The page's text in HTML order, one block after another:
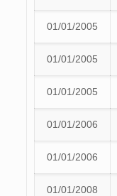
01/01/2005
01/01/2005
01/01/2005
01/01/2006
01/01/2006
01/01/2008